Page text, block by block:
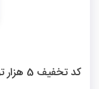
کد تخفیف 5 هزار تومانی بلیط اتوبوس اسنپ تریپ